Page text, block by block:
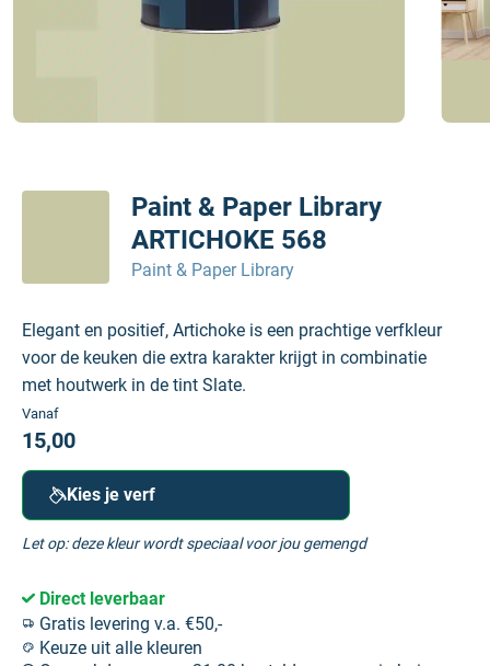
Paint & Paper Library
ARTICHOKE 568
Paint & Paper Library
Elegant en positief, Artichoke is een prachtige verfkleur
voor de keuken die extra karakter krijgt in combinatie
met houtwerk in de tint Slate.
Vanaf
15,00
Kies je verf
Let op: deze kleur wordt speciaal voor jou gemengd
Direct leverbaar
Gratis levering v.a. €50,-
Keuze uit alle kleuren